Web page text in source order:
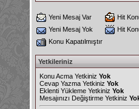
Yeni Mesaj Var
Hit
Yeni Mesaj Yok
Hit
Konu Kapatılmıştır
Yetkileriniz
Konu Acma Yetkiniz Yok
Cevap Yazma Yetkiniz Yok
Eklenti Yükleme Yetkiniz Yok
Mesajınızı Değiştirme Yetkiniz